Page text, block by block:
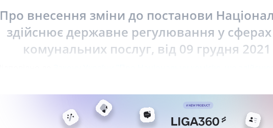
Про внесення зміни до постанови
здійснює державне регулювання у
комунальних послуг, від 09 грудня